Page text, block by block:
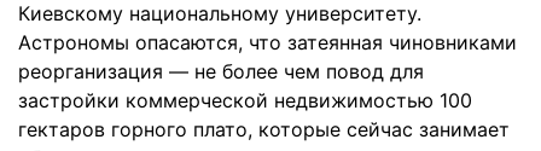
Киевскому национальному университету.
Астрономы опасаются, что затеянная чиновниками
реорганизация — не более чем повод для
застройки коммерческой недвижимостью 100
гектаров горного плато, которые сейчас занимает